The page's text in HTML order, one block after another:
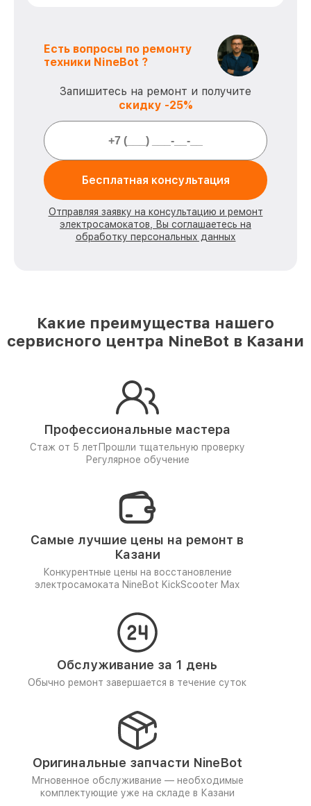
Есть вопросы по ремонту
техники NineBot ?
Запишитесь на ремонт и получите
скидку -25%
Бесплатная консультация
Отправляя заявку на консультацию и ремонт
электросамокатов, Вы соглашаетесь на
обработку персональных данных
Какие преимущества нашего
сервисного центра NineBot в Казани
Профессиональные мастера
Стаж от 5 лет Прошли тщательную проверку
Регулярное обучение
Самые лучшие цены на ремонт в
Казани
Конкурентные цены на восстановление
электросамоката NineBot KickScooter Max
Обслуживание за 1 день
Обычно ремонт завершается в течение суток
Оригинальные запчасти NineBot
Мгновенное обслуживание — необходимые
комплектующие уже на складе в Казани